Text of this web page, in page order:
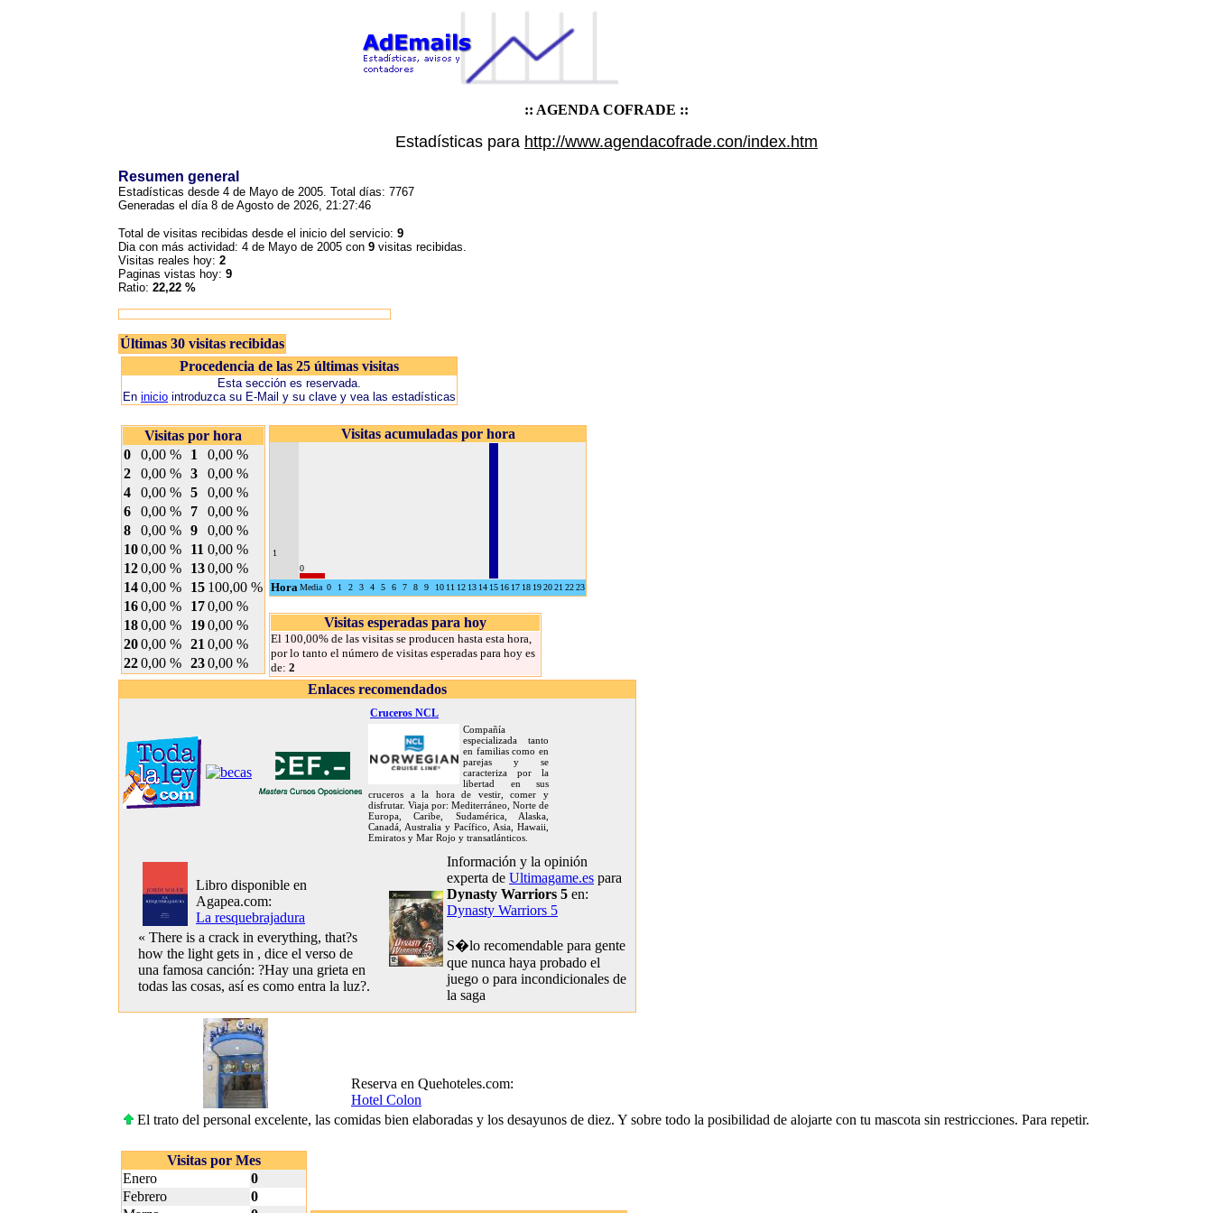
:: AGENDA COFRADE ::
Estadísticas para http://www.agendacofrade.con/index.htm
Resumen general
Estadísticas desde 4 de Mayo de 2005. Total días: 7767
Generadas el día 8 de Agosto de 2026, 21:27:46
Total de visitas recibidas desde el inicio del servicio: 9
Dia con más actividad: 4 de Mayo de 2005 con 9 visitas recibidas.
Visitas reales hoy: 2
Paginas vistas hoy: 9
Ratio: 22,22 %
Últimas 30 visitas recibidas
Procedencia de las 25 últimas visitas
Esta sección es reservada.
En inicio introduzca su E-Mail y su clave y vea las estadísticas
Visitas por hora
0
0,00 % 1
0,00 %
2
0,00 % 3
0,00 %
4
0,00 % 5
0,00 %
6
0,00 % 7
0,00 %
8
0,00 % 9
0,00 %
100,00 % 11 0,00 %
120,00 % 130,00 %
140,00 % 15 100,00 %
160,00 % 170,00 %
180,00 % 190,00 %
200,00 % 21 0,00 %
220,00 % 230,00 %
Visitas acumuladas por hora
1
0
HoraMedia 0 1 2 3 4 5 6 7 8 9 10 11 12 13 14 15 16 17 18 192021 2223
Visitas esperadas para hoy
El 100,00% de las visitas se producen hasta esta hora,
por lo tanto el número de visitas esperadas para hoy es
de: 2
Enlaces recomendados
Cruceros NCL
Compañía
especializada tanto
en familias como en
parejas y se
caracteriza por la
libertad en sus
cruceros a la hora de vestir, comer y
disfrutar. Viaja por: Mediterráneo, Norte de
Europa, Caribe, Sudamérica, Alaska,
Canadá, Australia y Pacífico, Asia, Hawaii,
Emiratos y Mar Rojo y transatlánticos.
Libro disponible en
Agapea.com:
La resquebrajadura
« There is a crack in everything, that?s
how the light gets in , dice el verso de
una famosa canción: ?Hay una grieta en
todas las cosas, así es como entra la luz?.
Información y la opinión
experta de Ultimagame.es para
Dynasty Warriors 5 en:
Dynasty Warriors 5
S�lo recomendable para gente
que nunca haya probado el
juego o para incondicionales de
la saga
Reserva en Quehoteles.com:
Hotel Colon
El trato del personal excelente, las comidas bien elaboradas y los desayunos de diez. Y sobre todo la posibilidad de alojarte con tu mascota sin restricciones. Para repetir.
Visitas por Mes
Enero
0
Febrero
0